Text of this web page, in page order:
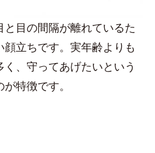
目の間隔が離れているた
立ちです。実年齢よりも
、守ってあげたいという
特徴です。